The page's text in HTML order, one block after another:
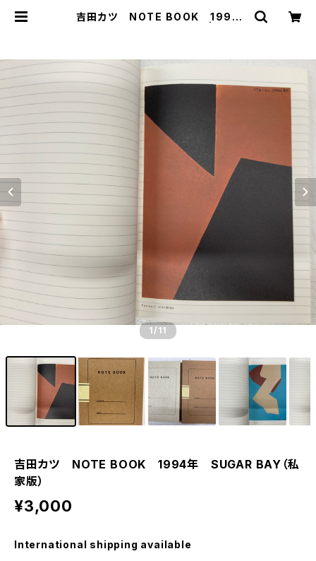
吉田カツ NOTE BOOK 1994
1 /11
吉田カツ NOTE BOOK 1994年 SUGAR BAY（私
家版）
¥3,000
International shipping available